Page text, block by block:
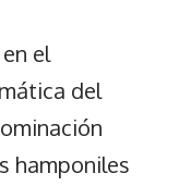
el
del
hamponiles